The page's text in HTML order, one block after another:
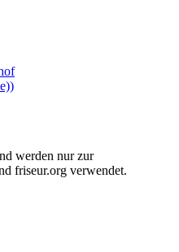
werden nur zur
friseur.org verwendet.